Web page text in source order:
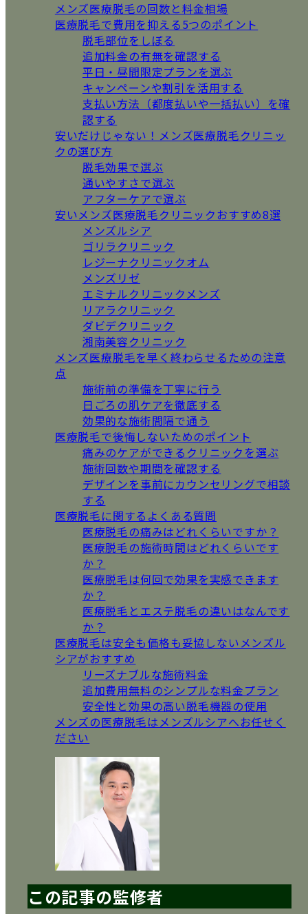
メンズ医療脱毛の回数と料金相場
医療脱毛で費用を抑える5つのポイント
脱毛部位をしぼる
追加料金の有無を確認する
平日・昼間限定プランを選ぶ
キャンペーンや割引を活用する
支払い方法（都度払いや一括払い）を確
認する
安いだけじゃない！メンズ医療脱毛クリニッ
クの選び方
脱毛効果で選ぶ
通いやすさで選ぶ
アフターケアで選ぶ
安いメンズ医療脱毛クリニックおすすめ8選
メンズルシア
ゴリラクリニック
レジーナクリニックオム
メンズリゼ
エミナルクリニックメンズ
リアラクリニック
ダビデクリニック
湘南美容クリニック
メンズ医療脱毛を早く終わらせるための注意
点
施術前の準備を丁寧に行う
日ごろの肌ケアを徹底する
効果的な施術間隔で通う
医療脱毛で後悔しないためのポイント
痛みのケアができるクリニックを選ぶ
施術回数や期間を確認する
デザインを事前にカウンセリングで相談
する
医療脱毛に関するよくある質問
医療脱毛の痛みはどれくらいですか？
医療脱毛の施術時間はどれくらいです
か？
医療脱毛は何回で効果を実感できます
か？
医療脱毛とエステ脱毛の違いはなんです
か？
医療脱毛は安全も価格も妥協しないメンズル
シアがおすすめ
リーズナブルな施術料金
追加費用無料のシンプルな料金プラン
安全性と効果の高い脱毛機器の使用
メンズの医療脱毛はメンズルシアへお任せく
ださい
この記事の監修者